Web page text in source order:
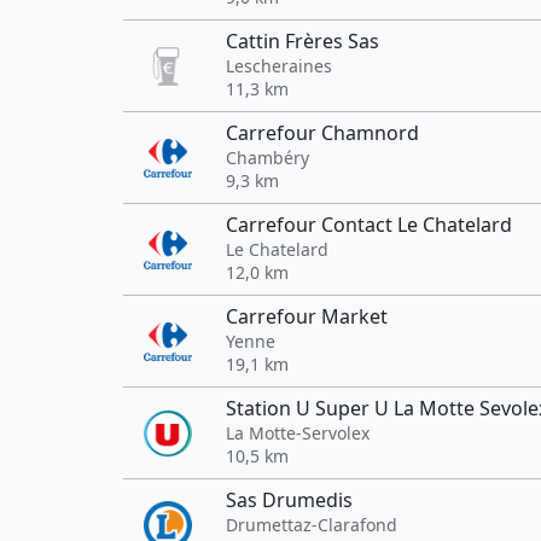
Cattin Frères Sas
Lescheraines
11,3 km
Carrefour Chamnord
Chambéry
9,3 km
Carrefour Contact Le Chatelard
Le Chatelard
12,0 km
Carrefour Market
Yenne
19,1 km
Station U Super U La Motte
La Motte-Servolex
10,5 km
Sas Drumedis
Drumettaz-Clarafond